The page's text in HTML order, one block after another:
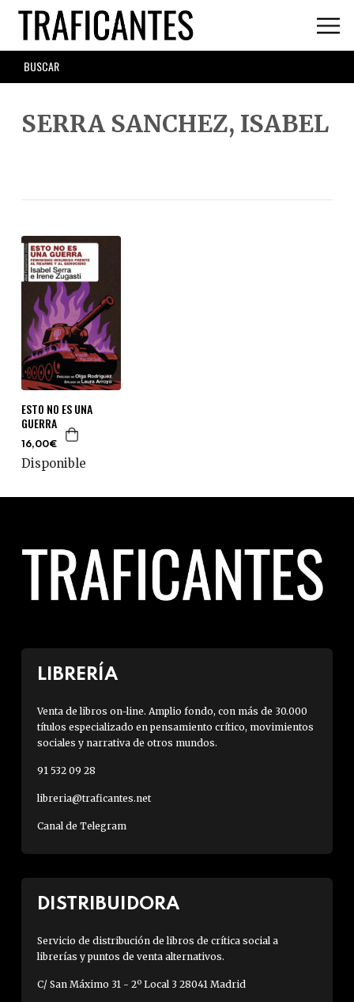
Skip
main
content
SEARCH
FORM
SERRA SANCHEZ, ISABEL
ESTO NO ES UNA
GUERRA
16,00€
Disponible
LIBRERÍA
Venta de libros on-line. Amplio fondo, con más de 30.000
títulos especializado en pensamiento crítico, movimientos
sociales y narrativa de otros mundos.
91 532 09 28
libreria@traficantes.net
Canal de Telegram
DISTRIBUIDORA
Servicio de distribución de libros de crítica social a
librerías y puntos de venta alternativos.
C/ San Máximo 31 - 2º Local 3 28041 Madrid